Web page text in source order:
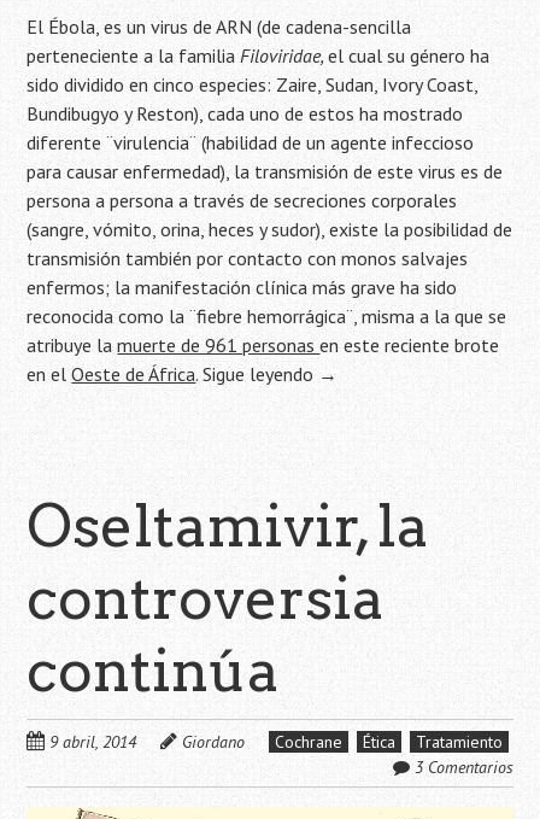
El Ébola, es un virus de ARN (de cadena-sencilla
perteneciente a la familiaFiloviridae,el cual su género ha
sido dividido en cinco especies: Zaire, Sudan, Ivory Coast,
Bundibugyo y Reston), cada uno de estos ha mostrado
diferente ¨virulencia¨ (habilidad de un agente infeccioso
para causar enfermedad), la transmisión de este virus es de
persona a persona a través de secreciones corporales
(sangre, vómito, orina, heces y sudor), existe la posibilidad de
transmisión también por contacto con monos salvajes
enfermos; la manifestación clínica más grave ha sido
reconocida como la ¨fiebre hemorrágica¨, misma a la que se
atribuye lamuerte de 961 personasen este reciente brote
en elOeste de África.Sigue leyendo →
Oseltamivir, la
controversia
continúa
9 abril, 2014 Giordano Cochrane Ética
Tratamiento
3 Comentarios